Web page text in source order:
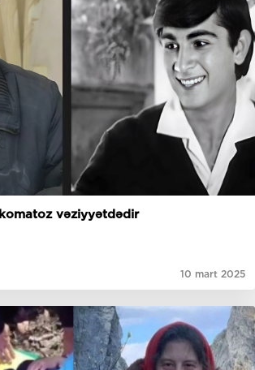
vəziyyətdədir
10 mart 2025